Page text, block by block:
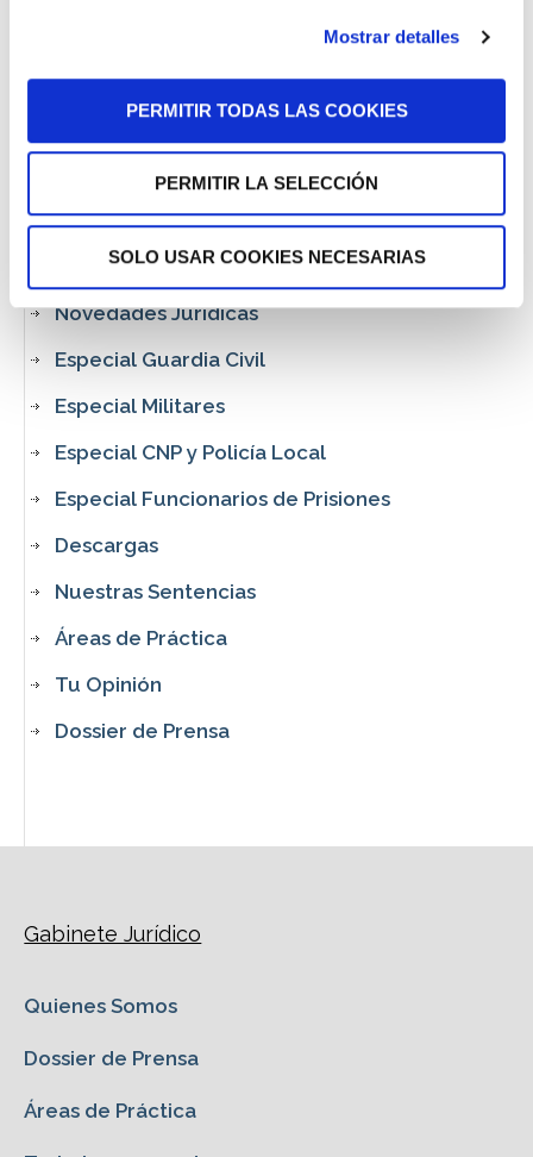
Mostrar detalles
PERMITIR TODAS LAS COOKIES
PERMITIR LA SELECCIÓN
SOLO USAR COOKIES NECESARIAS
Novedades Jurídicas
Especial Guardia Civil
Especial Militares
Especial CNP y Policía Local
Especial Funcionarios de Prisiones
Descargas
Nuestras Sentencias
Áreas de Práctica
Tu Opinión
Dossier de Prensa
Gabinete Jurídico
Quienes Somos
Dossier de Prensa
Áreas de Práctica